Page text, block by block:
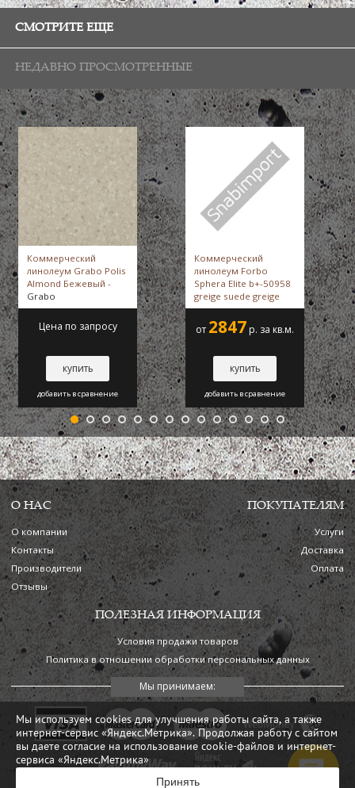
СМОТРИТЕ ЕЩЕ
НЕДАВНО ПРОСМОТРЕННЫЕ
Коммерческий
линолеум Grabo Polis
Almond Бежевый -
Grabo
Цена по запросу
купить
добавить в сравнение
Коммерческий
линолеум Forbo
Sphera Elite b+-50958
greige suede greige
suede -Forbo
от 2847 р. за кв.м.
купить
добавить в сравнение
О НАС
О компании
Контакты
Производители
Отзывы
ПОКУПАТЕЛЯМ
Услуги
Доставка
Оплата
ПОЛЕЗНАЯ ИНФОРМАЦИЯ
Условия продажи товаров
Политика в отношении обработки персональных данных
Мы используем cookies для улучшения работы сайта, а также
интернет-сервис «Яндекс.Метрика». Продолжая работу с сайтом
вы даете согласие на использование cookie-файлов и интернет-
сервиса «Яндекс.Метрика»
Принять